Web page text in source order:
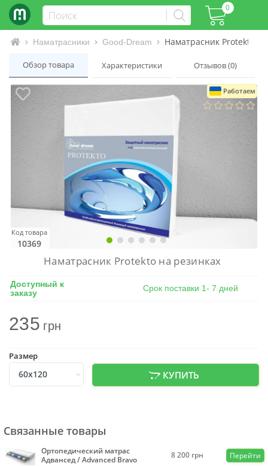
0
Интернет-магазин матрасов и кроватей
Наматрасники Good-Dream Наматрасник Protekto
Обзор товара Характеристики Отзывов (0)
Работаем
Код товара
10369
Наматрасник Protekto на резинках
Доступный к
заказу
Срок поставки 1- 7 дней
235грн
Размер
КУПИТЬ
Связанные товары
Ортопедический матрас
Адвансед / Advanced Bravo
8 200 грн Перейти